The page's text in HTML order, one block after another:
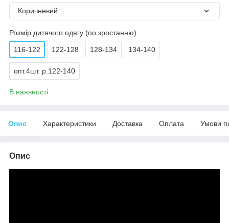
Коричневий
Розмір дитячого одягу (по зростанню)
116-122 122-128 128-134 134-140
опт.4шт. р.122-140
В наявності
Опис Характеристики Доставка Оплата Умови
Опис